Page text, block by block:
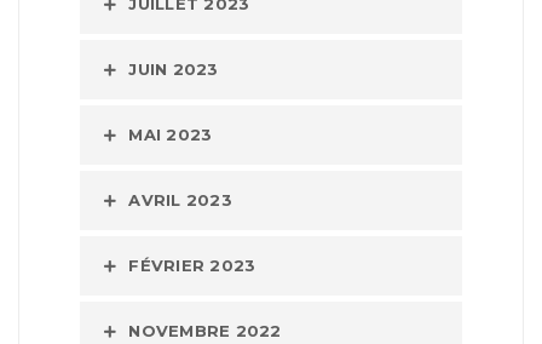
JUIN 2023
MAI 2023
AVRIL 2023
FÉVRIER 2023
NOVEMBRE 2022